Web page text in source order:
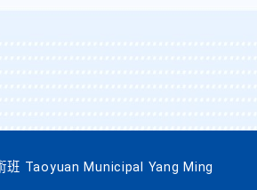
班 Taoyuan Municipal Yang Ming